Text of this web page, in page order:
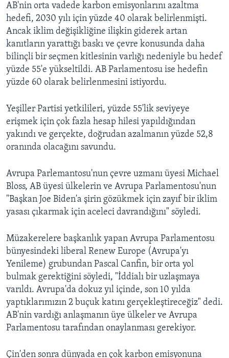
AB'nin orta vadede karbon emisyonlarını azaltma
hedefi, 2030 yılı için yüzde 40 olarak belirlenmişti.
Ancak iklim değişikliğine ilişkin giderek artan
kanıtların yarattığı baskı ve çevre konusunda daha
bilinçli bir seçmen kitlesinin varlığı nedeniyle bu hedef
yüzde 55'e yükseltildi. AB Parlamentosu ise hedefin
yüzde 60 olarak belirlenmesini istiyordu.
Yeşiller Partisi yetkilileri, yüzde 55'lik seviyeye
erişmek için çok fazla hesap hilesi yapıldığından
yakındı ve gerçekte, doğrudan azalmanın yüzde 52,8
oranında olacağını savundu.
Avrupa Parlemantosu'nun çevre uzmanı üyesi Michael
Bloss, AB üyesi ülkelerin ve Avrupa Parlamentosu'nun
"Başkan Joe Biden'a şirin gözükmek için zayıf bir iklim
yasası çıkarmak için aceleci davrandığını" söyledi.
Müzakerelere başkanlık yapan Avrupa Parlamentosu
bünyesindeki liberal Renew Europe (Avrupa'yı
Yenileme) grubundan Pascal Canfin, bir orta yol
bulmak gerektiğini söyledi, "İddialı bir uzlaşmaya
varıldı. Avrupa'da dokuz yıl içinde, son 10 yılda
yaptıklarımızın 2 buçuk katını gerçekleştireceğiz" dedi.
AB'nin vardığı anlaşmanın üye ülkeler ve Avrupa
Parlamentosu tarafından onaylanması gerekiyor.
Çin'den sonra dünyada en çok karbon emisyonuna